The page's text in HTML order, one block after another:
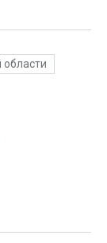
области